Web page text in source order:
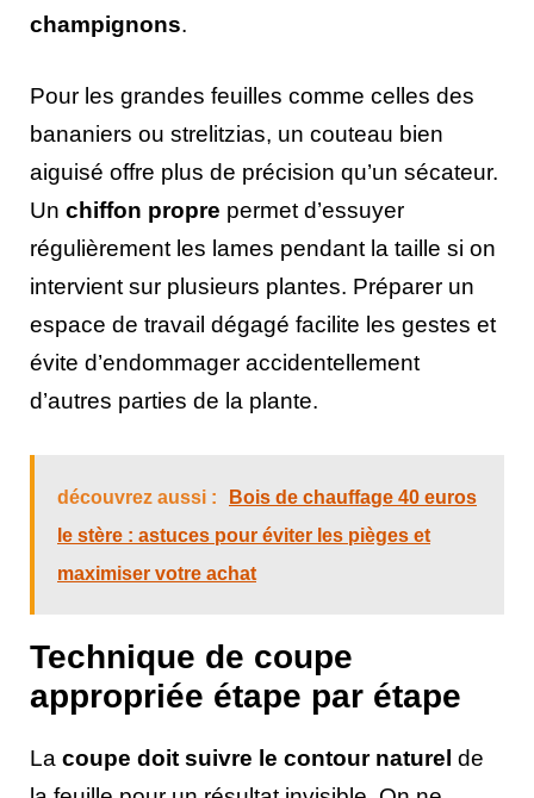
champignons.
Pour les grandes feuilles comme celles des
bananiers ou strelitzias, un couteau bien
aiguisé offre plus de précision qu’un sécateur.
Un chiffon propre permet d’essuyer
régulièrement les lames pendant la taille si on
intervient sur plusieurs plantes. Préparer un
espace de travail dégagé facilite les gestes et
évite d’endommager accidentellement
d’autres parties de la plante.
découvrez aussi :
Bois de chauffage 40 euros
le stère : astuces pour éviter les pièges et
maximiser votre achat
Technique de coupe
appropriée étape par étape
La coupe doit suivre le contour naturel de